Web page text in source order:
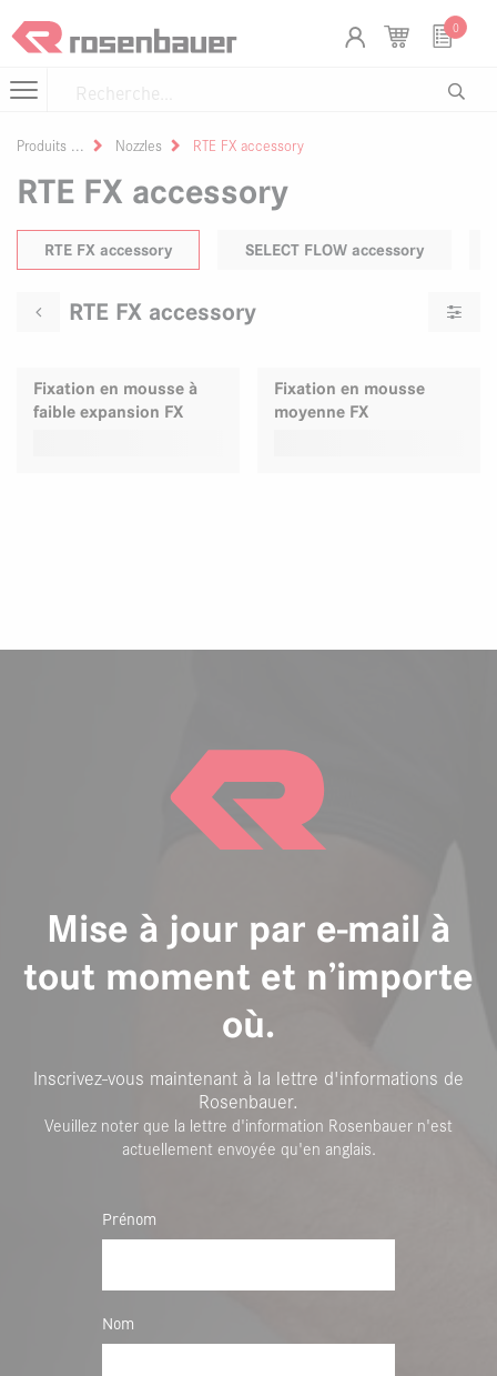
0
Produits Nozzles RTE FX accessory
RTE FX accessory
RTE FX accessory SELECT FLOW accessory
RTE FX accessory
Fixation en mousse à
faible expansion FX
Fixation en mousse
moyenne FX
Mise à jour par e-mail à
tout moment et n’importe
où.
Inscrivez-vous maintenant à la lettre d'informations de
Rosenbauer.
Veuillez noter que la lettre d'information Rosenbauer n'est
actuellement envoyée qu'en anglais.
Prénom
Nom